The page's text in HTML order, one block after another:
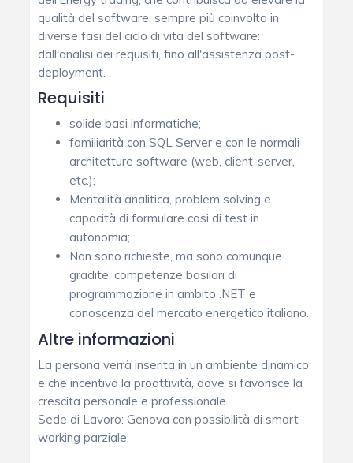
qualità del software, sempre più coinvolto in
diverse fasi del ciclo di vita del software:
dall'analisi dei requisiti, fino all'assistenza post-
deployment.
Requisiti
solide basi informatiche;
familiarità con SQL Server e con le normali
architetture software (web, client-server,
etc.);
Mentalità analitica, problem solving e
capacità di formulare casi di test in
autonomia;
Non sono richieste, ma sono comunque
gradite, competenze basilari di
programmazione in ambito .NET e
conoscenza del mercato energetico italiano.
Altre informazioni
La persona verrà inserita in un ambiente dinamico
e che incentiva la proattività, dove si favorisce la
crescita personale e professionale.
Sede di Lavoro: Genova con possibilità di smart
working parziale.